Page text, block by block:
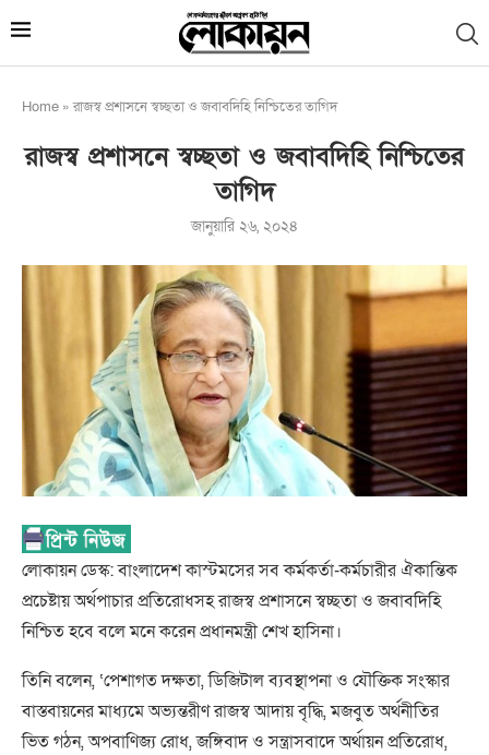
Home »রাজস্ব প্রশাসনে স্বচ্ছতা ও জবাবদিহি নিশ্চিতের তাগিদ
রাজস্ব প্রশাসনে স্বচ্ছতা ও জবাবদিহি নিশ্চিতের
তাগিদ
জানুয়ারি ২৬, ২০২৪
লোকায়ন ডেস্ক: বাংলাদেশ কাস্টমসের সব কর্মকর্তা-কর্মচারীর ঐকান্তিক
প্রচেষ্টায় অর্থপাচার প্রতিরোধসহ রাজস্ব প্রশাসনে স্বচ্ছতা ও জবাবদিহি
নিশ্চিত হবে বলে মনে করেন প্রধানমন্ত্রী শেখ হাসিনা।
তিনি বলেন, ‘পেশাগত দক্ষতা, ডিজিটাল ব্যবস্থাপনা ও যৌক্তিক সংস্কার
বাস্তবায়নের মাধ্যমে অভ্যন্তরীণ রাজস্ব আদায় বৃদ্ধি, মজবুত অর্থনীতির
ভিত গঠন, অপবাণিজ্য রোধ, জঙ্গিবাদ ও সন্ত্রাসবাদে অর্থায়ন প্রতিরোধ,